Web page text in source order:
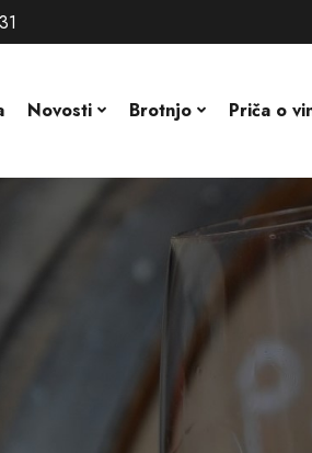
Novosti Brotnjo Priča o